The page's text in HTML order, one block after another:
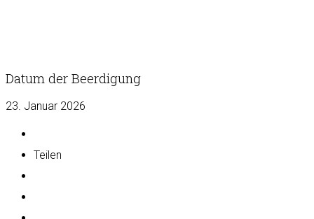
Datum der Beerdigung
23. Januar 2026
Teilen